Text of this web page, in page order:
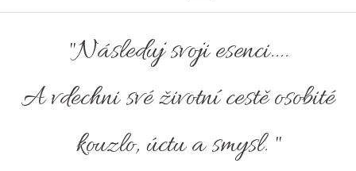
"Následuj svoji esenci....
A vdechni své životní cestě osobité
kouzlo, úctu a smysl. "